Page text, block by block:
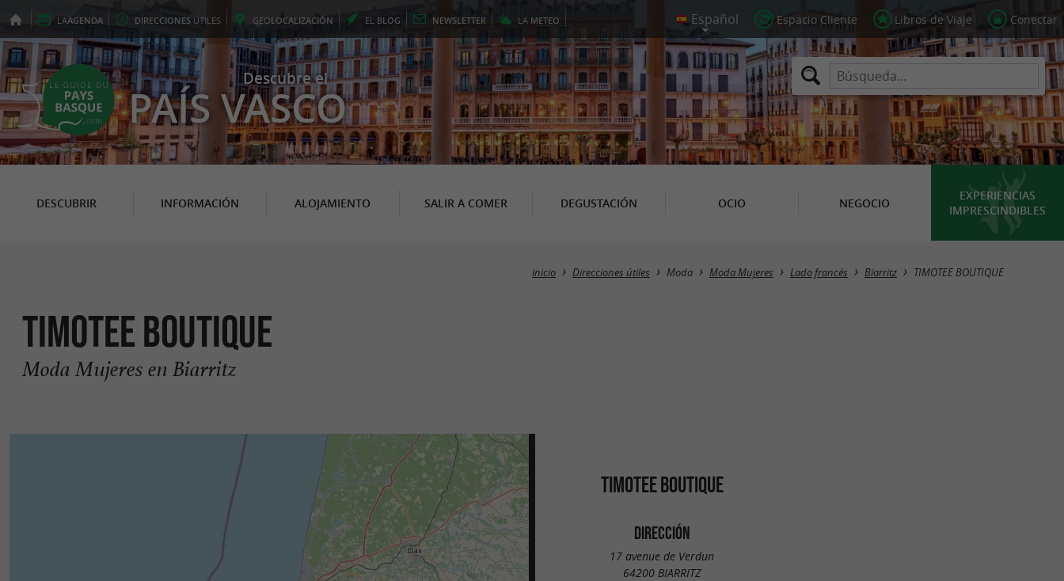
LAAGENDA DIRECCIONES ÚTILES GEOLOCALIZACIÓN EL BLOG NEWSLETTER LA METEO Espacio Cliente Libros de Viaje Conectar
Descubre el
PAÍS VASCO
DESCUBRIR INFORMACIÓN ALOJAMIENTO SALIR A COMER DEGUSTACIÓN OCIO NEGOCIO
EXPERIENCIAS
IMPRESCINDIBLES
inicio Direcciones útiles Moda Moda Mujeres Lado francés Biarritz TIMOTEE BOUTIQUE
TIMOTEE BOUTIQUE
Moda Mujeres en Biarritz
TIMOTEE BOUTIQUE
DIRECCIÓN
17 avenue de Verdun
64200 BIARRITZ